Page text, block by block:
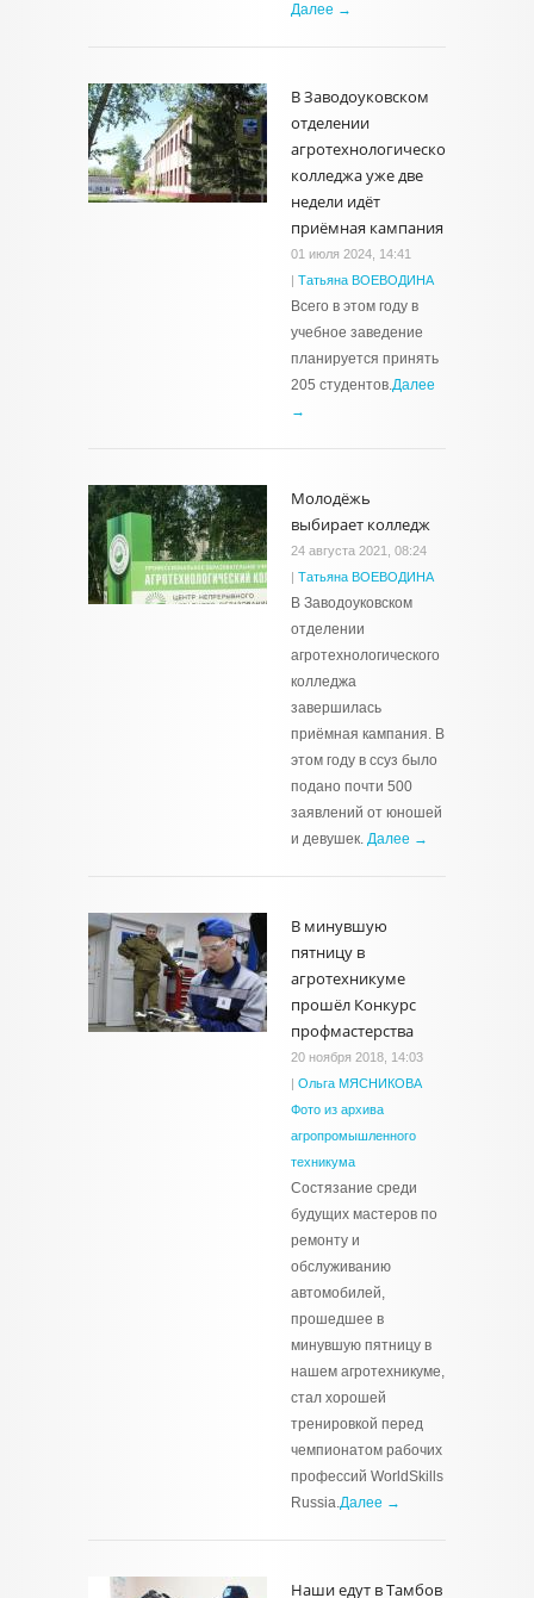
Далее →
В Заводоуковском
отделении
агротехнологического
колледжа уже две
недели идёт
приёмная кампания
01 июля 2024, 14:41
| Татьяна ВОЕВОДИНА
Всего в этом году в
учебное заведение
планируется принять
205 студентов.Далее
→
Молодёжь
выбирает колледж
24 августа 2021, 08:24
| Татьяна ВОЕВОДИНА
В Заводоуковском
отделении
агротехнологического
колледжа
завершилась
приёмная кампания. В
этом году в ссуз было
подано почти 500
заявлений от юношей
и девушек. Далее →
В минувшую
пятницу в
агротехникуме
прошёл Конкурс
профмастерства
20 ноября 2018, 14:03
| Ольга МЯСНИКОВА
Фото из архива
агропромышленного
техникума
Состязание среди
будущих мастеров по
ремонту и
обслуживанию
автомобилей,
прошедшее в
минувшую пятницу в
нашем агротехникуме,
стал хорошей
тренировкой перед
чемпионатом рабочих
профессий WorldSkills
Russia.Далее →
Наши едут в Тамбов